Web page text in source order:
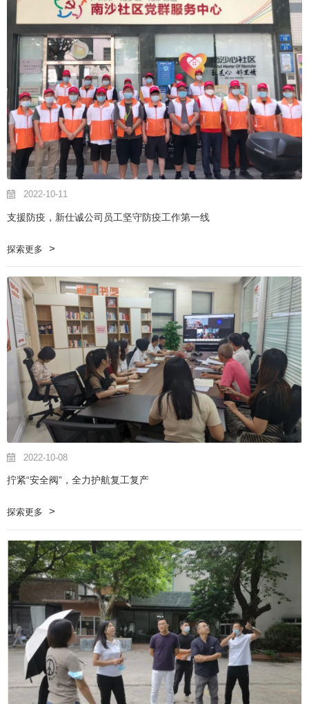
2022-10-11
支援防疫，新仕诚公司员工坚守防疫工作第一线
探索更多
2022-10-08
拧紧“安全阀”，全力护航复工复产
探索更多